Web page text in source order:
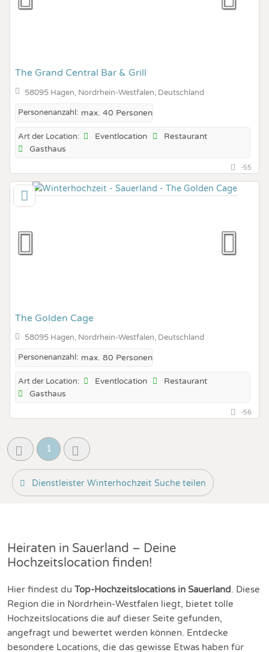
The Grand Central Bar & Grill
58095 Hagen, Nordrhein-Westfalen, Deutschland
Personenanzahl: max. 40 Personen
Art der Location: Eventlocation
Restaurant
Gasthaus
-55
The Golden Cage
58095 Hagen, Nordrhein-Westfalen, Deutschland
Personenanzahl: max. 80 Personen
Art der Location: Eventlocation
Restaurant
Gasthaus
-56
1
Dienstleister Winterhochzeit Suche teilen
Heiraten in Sauerland – Deine
Hochzeitslocation finden!
Hier findest du Top-Hochzeitslocations in Sauerland. Diese
Region die in Nordrhein-Westfalen liegt, bietet tolle
Hochzeitslocations die auf dieser Seite gefunden,
angefragt und bewertet werden können. Entdecke
besondere Locations, die das gewisse Etwas haben für